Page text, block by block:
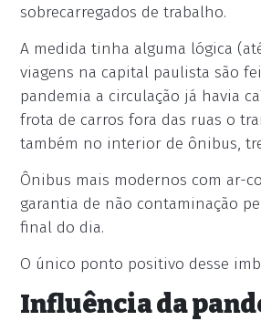
sobrecarregados de trabalho.
A medida tinha alguma lógica
viagens na capital paulista são
pandemia a circulação já havia
frota de carros fora das ruas o
também no interior de ônibus,
Ônibus mais modernos com ar-
garantia de não contaminação
final do dia.
O único ponto positivo desse
Influência da